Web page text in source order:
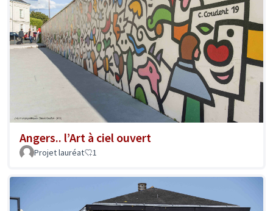
Angers.. l’Art à ciel ouvert
Projet lauréat 1